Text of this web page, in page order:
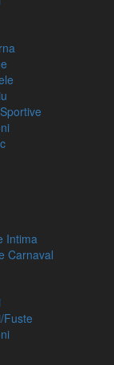
Intima
Carnaval
Fuste